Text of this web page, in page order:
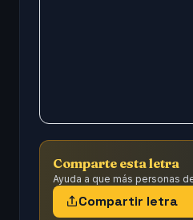
Comparte esta letra
Ayuda a que más personas
Compartir letra